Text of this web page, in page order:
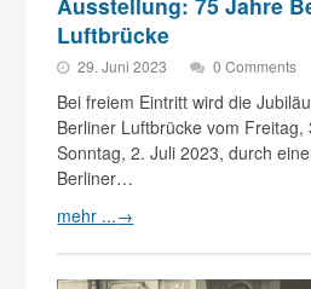
Luftbrücke
29. Juni 2023 0 Comments
Bei freiem Eintritt wird die
Berliner Luftbrücke vom
Sonntag, 2. Juli 2023, durch
Berliner…
mehr ...→